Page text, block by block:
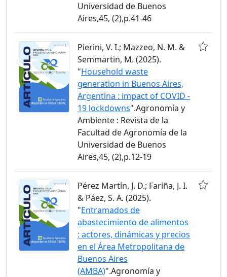
Universidad de Buenos
Aires,45, (2),p.41-46
Pierini, V. I.; Mazzeo, N. M. &
Semmartin, M. (2025).
"Household waste
generation in Buenos Aires,
Argentina : impact of COVID -
19 lockdowns".Agronomía y
Ambiente : Revista de la
Facultad de Agronomía de la
Universidad de Buenos
Aires,45, (2),p.12-19
Pérez Martín, J. D.; Fariña, J. I.
& Páez, S. A. (2025).
"Entramados de
abastecimiento de alimentos
: actores, dinámicas y precios
en el Área Metropolitana de
Buenos Aires
(AMBA)".Agronomía y